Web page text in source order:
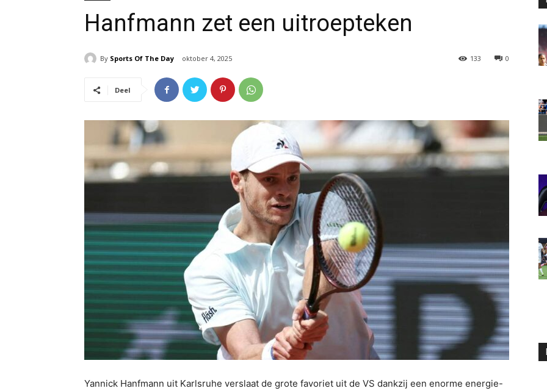
Hanfmann zet een uitroepteken
By Sports Of The Day oktober 4, 2025 0
133
Deel
Yannick Hanfmann uit Karlsruhe verslaat de grote favoriet uit de VS dankzij een enorme energie-